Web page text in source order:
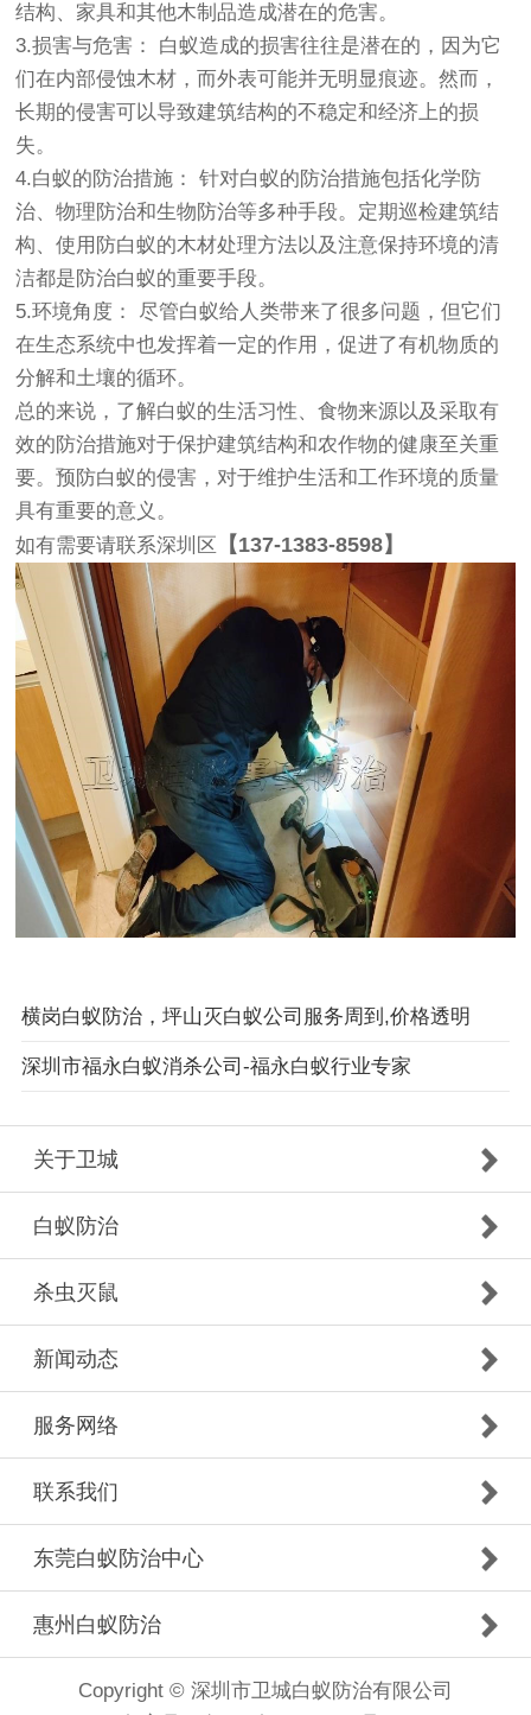
结构、家具和其他木制品造成潜在的危害。
3.损害与危害： 白蚁造成的损害往往是潜在的，因为它
们在内部侵蚀木材，而外表可能并无明显痕迹。然而，
长期的侵害可以导致建筑结构的不稳定和经济上的损
失。
4.白蚁的防治措施： 针对白蚁的防治措施包括化学防
治、物理防治和生物防治等多种手段。定期巡检建筑结
构、使用防白蚁的木材处理方法以及注意保持环境的清
洁都是防治白蚁的重要手段。
5.环境角度： 尽管白蚁给人类带来了很多问题，但它们
在生态系统中也发挥着一定的作用，促进了有机物质的
分解和土壤的循环。
总的来说，了解白蚁的生活习性、食物来源以及采取有
效的防治措施对于保护建筑结构和农作物的健康至关重
要。预防白蚁的侵害，对于维护生活和工作环境的质量
具有重要的意义。
如有需要请联系深圳区 【137-1383-8598】
横岗白蚁防治，坪山灭白蚁公司服务周到,价格透明
深圳市福永白蚁消杀公司-福永白蚁行业专家
关于卫城
白蚁防治
杀虫灭鼠
新闻动态
服务网络
联系我们
东莞白蚁防治中心
惠州白蚁防治
Copyright © 深圳市卫城白蚁防治有限公司